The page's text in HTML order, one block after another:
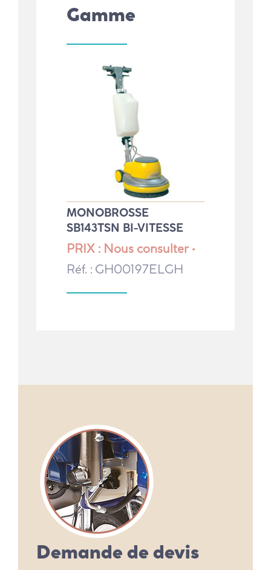
Gamme
MONOBROSSE
SB143TSN BI-VITESSE
PRIX : Nous consulter •
Réf. : GH00197ELGH
Demande de devis